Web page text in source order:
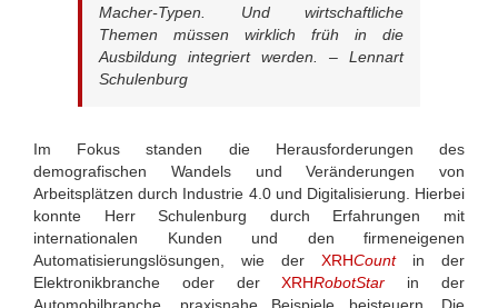
Macher-Typen. Und wirtschaftliche
Themen müssen wirklich früh in die
Ausbildung integriert werden. – Lennart
Schulenburg
Im Fokus standen die Herausforderungen des
demografischen Wandels und Veränderungen von
Arbeitsplätzen durch Industrie 4.0 und Digitalisierung. Hierbei
konnte Herr Schulenburg durch Erfahrungen mit
internationalen Kunden und den firmeneigenen
Automatisierungslösungen, wie der XRHCountin der
Elektronikbranche oder derXRHRobotStar in der
Automobilbranche, praxisnahe Beispiele beisteuern. Die